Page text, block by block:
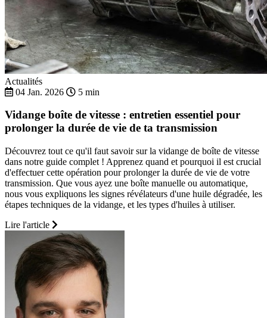
Actualités
04 Jan. 2026
5 min
Vidange boîte de vitesse : entretien essentiel pour
prolonger la durée de vie de ta transmission
Découvrez tout ce qu'il faut savoir sur la vidange de boîte de vitesse
dans notre guide complet ! Apprenez quand et pourquoi il est crucial
d'effectuer cette opération pour prolonger la durée de vie de votre
transmission. Que vous ayez une boîte manuelle ou automatique,
nous vous expliquons les signes révélateurs d'une huile dégradée, les
étapes techniques de la vidange, et les types d'huiles à utiliser.
Lire l'article